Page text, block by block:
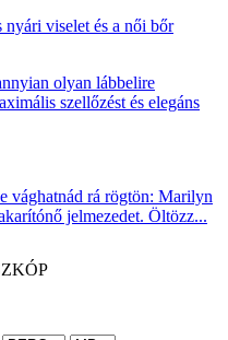
viselet és a női bőr
olyan lábbelire
szellőzést és elegáns
vághatnád rá rögtön: Marilyn
jelmezedet. Öltözz...